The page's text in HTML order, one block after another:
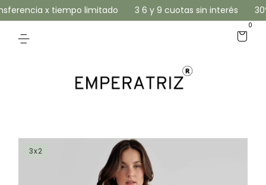
x tiempo limitado 3 6 y 9 cuotas sin interés
0
3x2